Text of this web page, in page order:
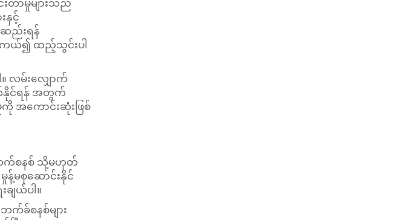
တာမှုများသည်
နှင့်
ဆည်းရန်
ကယ်၍ ထည့်သွင်းပါ
လမ်းလျှောက်
က်နိုင်ရန် အတွက်
အကောင်းဆုံးဖြစ်
ဆက်စနစ် သို့မဟုတ်
န့်မစုဆောင်းနိုင်
ျယ်ပါ။
ခ်စနစ်များ